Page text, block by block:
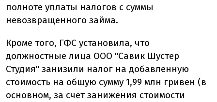
полноте уплаты налогов с суммы
невозвращенного займа.
Кроме того, ГФС установила, что
должностные лица ООО "Савик Шустер
Студия" занизили налог на добавленную
стоимость на общую сумму 1,99 млн гривен (в
основном, за счет занижения стоимости